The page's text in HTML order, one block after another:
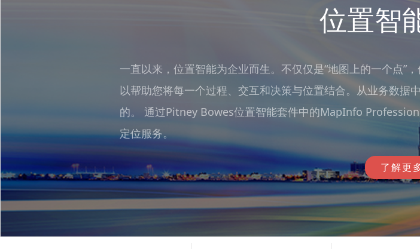
位置智
一直以来，位置智能为企业而生。不仅仅是“地图上的一个点”
以帮助您将每一个过程、交互和决策与位置结合。从业务数据
的。 通过Pitney Bowes位置智能套件中的MapInfo
定位服务。
了解更